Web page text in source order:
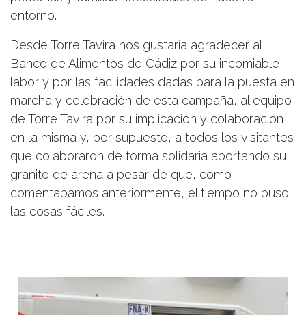
entorno.
Desde Torre Tavira nos gustaría agradecer al
Banco de Alimentos de Cádiz por su incomiable
labor y por las facilidades dadas para la puesta en
marcha y celebración de esta campaña, al equipo
de Torre Tavira por su implicación y colaboración
en la misma y, por supuesto, a todos los visitantes
que colaboraron de forma solidaria aportando su
granito de arena a pesar de que, como
comentábamos anteriormente, el tiempo no puso
las cosas fáciles.